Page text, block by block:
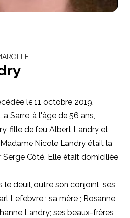
le 11 octobre 2019,
Sarre, à l'âge de 56 ans,
fille de feu Albert Landry et
Nicole Landry était la
Côté. Elle était domiciliée
le deuil, outre son conjoint, ses
Lefebvre ; sa mère ; Rosanne
Landry; ses beaux-frères